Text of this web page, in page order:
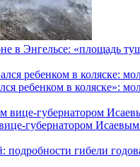
в Энгельсе: «площадь
ребенком в коляске»:
губернатором Исаевым
подробности гибели